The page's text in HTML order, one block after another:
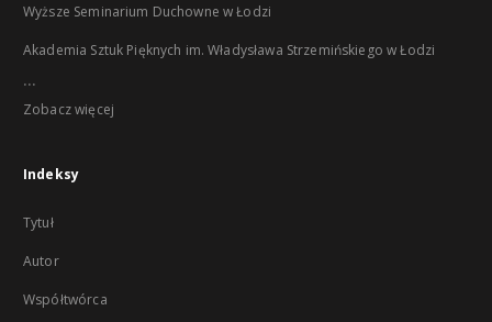
Wyższe Seminarium Duchowne w Łodzi
Akademia Sztuk Pięknych im. Władysława Strzemińskiego w Łodzi
...
Zobacz więcej
Indeksy
Tytuł
Autor
Współtwórca